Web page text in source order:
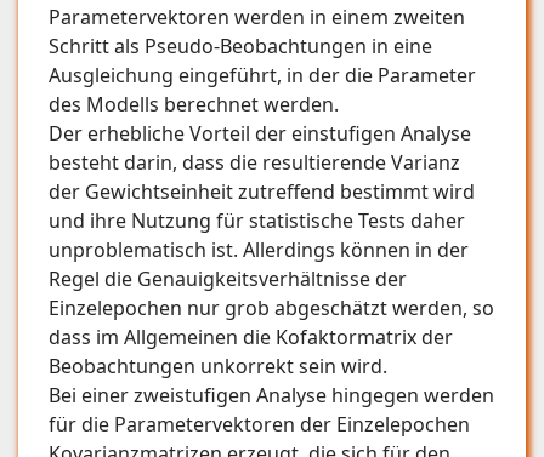
Parametervektoren werden in einem zweiten
Schritt als Pseudo-Beobachtungen in eine
Ausgleichung eingeführt, in der die Parameter
des Modells berechnet werden.
Der erhebliche Vorteil der einstufigen Analyse
besteht darin, dass die resultierende Varianz
der Gewichtseinheit zutreffend bestimmt wird
und ihre Nutzung für statistische Tests daher
unproblematisch ist. Allerdings können in der
Regel die Genauigkeitsverhältnisse der
Einzelepochen nur grob abgeschätzt werden, so
dass im Allgemeinen die Kofaktormatrix der
Beobachtungen unkorrekt sein wird.
Bei einer zweistufigen Analyse hingegen werden
für die Parametervektoren der Einzelepochen